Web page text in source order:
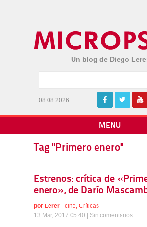
Un blog de Diego
08.08.2026
MENU
Tag "Primero enero"
Estrenos: crítica de
enero», de Darío
por Lerer - cine, Críticas
13 Mar, 2017 05:40 | Sin comentarios